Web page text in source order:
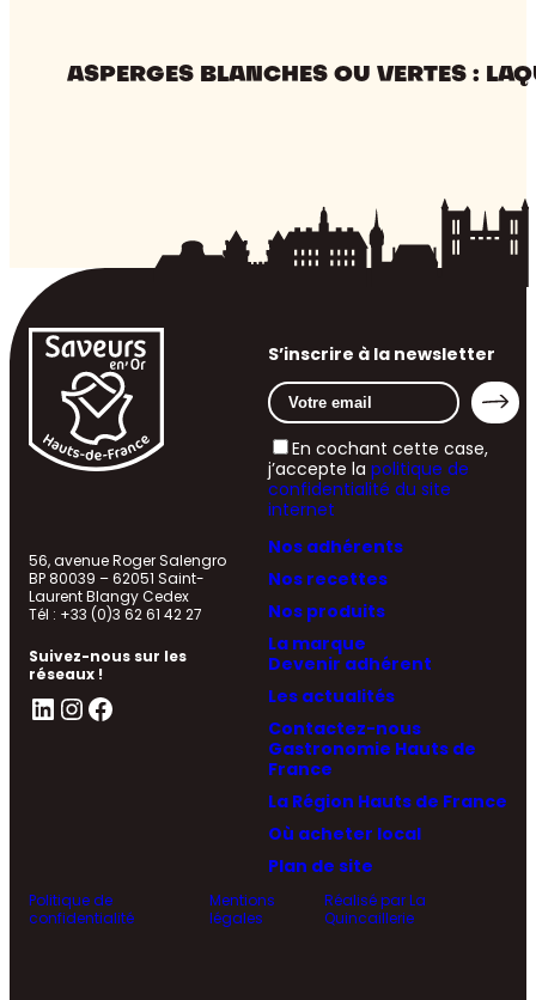
ASPERGES BLANCHES OU VERTES :
Nos adhérents
Nos recettes
Nos produits
La marque
Devenir adhérent
Les actualités
Contactez-nous
Gastronomie Hauts de
France
La Région Hauts de France
Où acheter local
Plan de site
56, avenue Roger Salengro
BP 80039 – 62051 Saint-
Laurent Blangy Cedex
Tél : +33 (0)3 62 61 42 27
Suivez-nous sur les
réseaux !
LinkedIn InstagramFacebook
S’inscrire à la newsletter
En cochant cette case,
j’accepte la politique de
confidentialité du site
internet
Politique de
confidentialité
Mentions
légales
Réalisé par La
Quincaillerie